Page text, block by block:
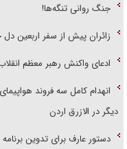
جنگ روانی تنگه‌ها!
زائران پیش از سفر اربعین دل
ادعای واکنش رهبر معظم
دیگر در الازرق اردن
دستور عارف برای تدوین